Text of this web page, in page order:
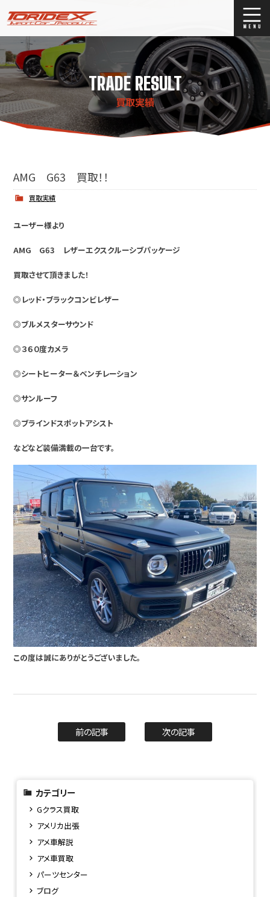
ブログ
Stock list
ストックリスト
買取
TRADE RESULT
買取実績
AMG G63 買取！！
買取実績
ユーザー様より
AMG G63 レザーエクスクルーシブパッケージ
買取させて頂きました！
◎レッド・ブラックコンビレザー
◎ブルメスターサウンド
◎３６０度カメラ
◎シートヒーター＆ベンチレーション
◎サンルーフ
◎ブラインドスポットアシスト
などなど装備満載の一台です。
この度は誠にありがとうございました。
前の記事 次の記事
カテゴリー
Gクラス買取
アメリカ出張
アメ車解説
アメ車買取
パーツセンター
ブログ